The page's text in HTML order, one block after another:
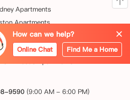
Apartments
Apartments
Apartments
Apartments
9590 (9:00 AM - 6:00 PM)
How can we help?
Online Chat Find Me a Home